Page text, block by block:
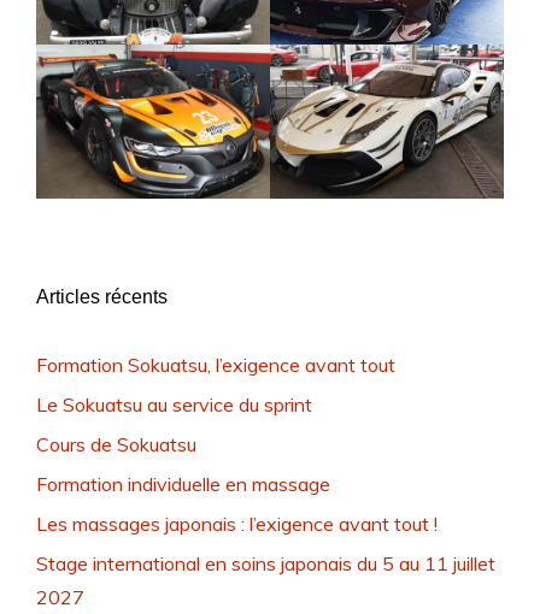
Articles récents
Formation Sokuatsu, l’exigence avant tout
Le Sokuatsu au service du sprint
Cours de Sokuatsu
Formation individuelle en massage
Les massages japonais : l’exigence avant tout !
Stage international en soins japonais du 5 au 11 juillet
2027